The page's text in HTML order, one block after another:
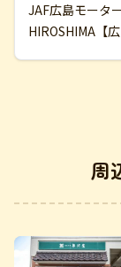
JAF広島モータ
HIROSHIMA【
周